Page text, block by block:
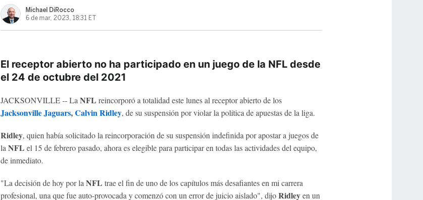
Michael DiRocco
6 de mar, 2023, 18:31 ET
El receptor abierto no ha participado en un juego de la NFL desde
el 24 de octubre del 2021
JACKSONVILLE -- La NFL reincorporó a totalidad este lunes al receptor abierto de los
Jacksonville Jaguars,Calvin Ridley, de su suspensión por violar la política de apuestas de la liga.
Ridley, quien había solicitado la reincorporación de su suspensión indefinida por apostar a juegos de
la NFL el 15 de febrero pasado, ahora es elegible para participar en todas las actividades del equipo,
de inmediato.
"La decisión de hoy por la NFL trae el fin de uno de los capítulos más desafiantes en mi carrera
profesional, una que fue auto-provocada y comenzó con un error de juicio aislado", dijoRidleyen un